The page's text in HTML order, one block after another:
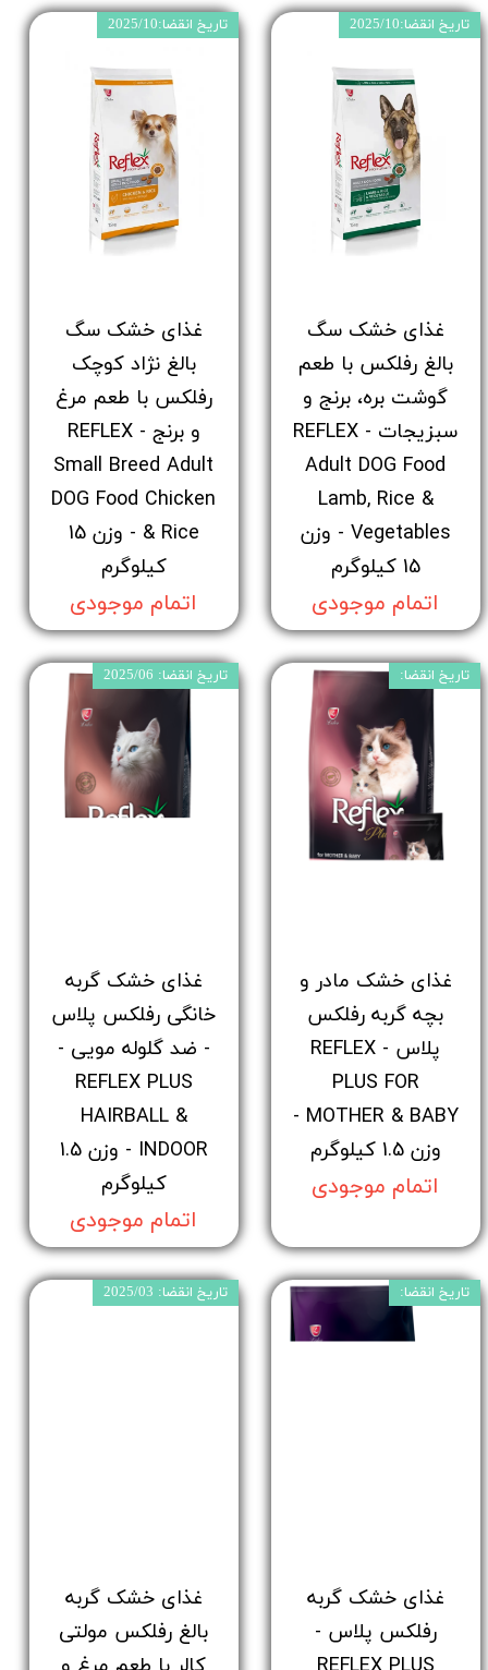
غذای خشک سگ
بالغ رفلکس با طعم
گوشت بره، برنج و
سبزیجات - REFLEX
Adult DOG Food
Lamb, Rice &
Vegetables - وزن
15 کیلوگرم
اتمام موجودی
تاریخ انقضا:2025/10
غذای خشک سگ
بالغ نژاد کوچک
رفلکس با طعم مرغ
و برنج - REFLEX
Small Breed Adult
DOG Food Chicken
& Rice - وزن 15
کیلوگرم
اتمام موجودی
تاریخ انقضا:2025/10
غذای خشک مادر و
بچه گربه رفلکس
پلاس - REFLEX
PLUS FOR
MOTHER & BABY -
وزن 1.5 کیلوگرم
اتمام موجودی
تاریخ انقضا:
غذای خشک گربه
خانگی رفلکس پلاس
- ضد گلوله مویی -
REFLEX PLUS
HAIRBALL &
INDOOR - وزن 1.5
کیلوگرم
اتمام موجودی
تاریخ انقضا: 2025/06
غذای خشک گربه
رفلکس پلاس -
تاریخ انقضا:
غذای خشک گربه
بالغ رفلکس مولتی
تاریخ انقضا: 2025/03